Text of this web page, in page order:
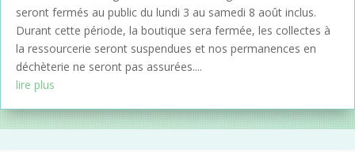
seront fermés au public du lundi 3 au samedi 8 août inclus.
Durant cette période, la boutique sera fermée, les collectes à
la ressourcerie seront suspendues et nos permanences en
déchèterie ne seront pas assurées....
lire plus